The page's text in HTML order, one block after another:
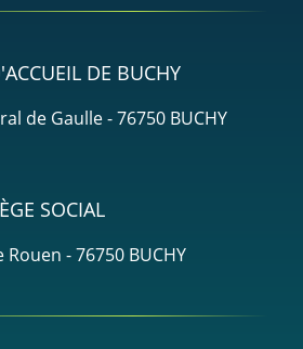
DE BUCHY
de Gaulle - 76750 BUCHY
SOCIAL
- 76750 BUCHY